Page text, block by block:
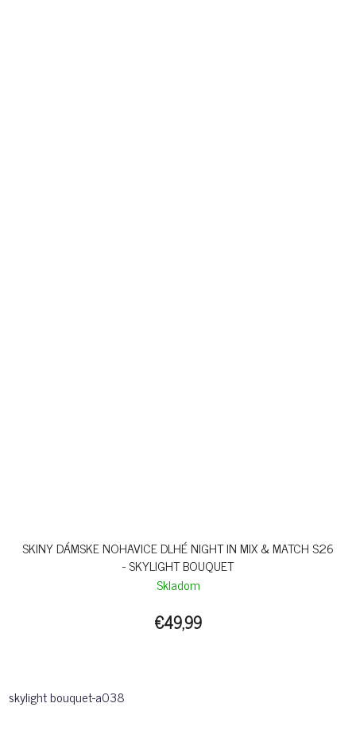
SKINY DÁMSKE NOHAVICE DLHÉ NIGHT IN MIX & MATCH S26
- SKYLIGHT BOUQUET
Skladom
€49,99
skylight bouquet-a038